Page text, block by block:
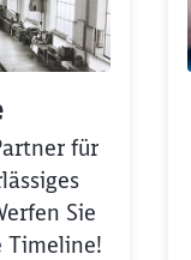
für
Sie
Timeline!